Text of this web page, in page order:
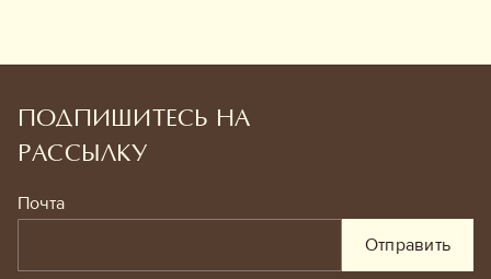
ПОДПИШИТЕСЬ НА
РАССЫЛКУ
Почта
Отправить